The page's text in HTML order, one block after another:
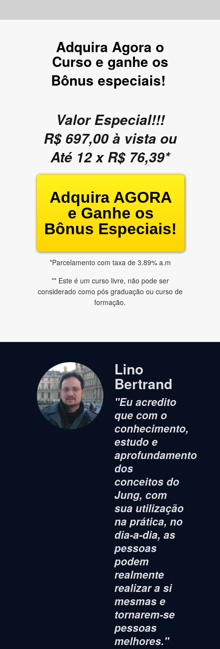
Adquira Agora o
Curso e ganhe os
Bônus especiais!
Valor Especial!!!
R$ 697,00 à vista ou
Até 12 x R$ 76,39*
Adquira AGORA
e Ganhe os
Bônus Especiais!
*Parcelamento com taxa de 3.89% a.m
** Este é um curso livre, não pode ser
considerado como pós graduação ou curso de
formação.
Lino
Bertrand
"Eu acredito
que com o
conhecimento,
estudo e
aprofundamento
dos
conceitos do
Jung, com
sua utilização
na prática, no
dia-a-dia, as
pessoas
podem
realmente
realizar a si
mesmas e
tornarem-se
pessoas
melhores."